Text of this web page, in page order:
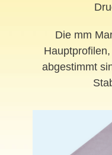
Die mm
abgestimmt